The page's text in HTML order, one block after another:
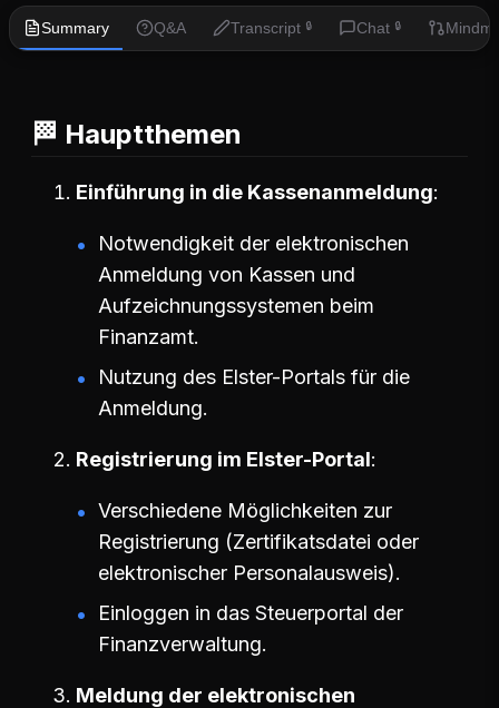
Summary Q&A Transcript 🔒 Chat 🔒
🏁 Hauptthemen
Einführung in die Kassenanmeldung
Notwendigkeit der elektronischen
Anmeldung von Kassen und
Aufzeichnungssystemen beim
Finanzamt.
Nutzung des Elster-Portals für die
Anmeldung.
Registrierung im Elster-Portal
Verschiedene Möglichkeiten zur
Registrierung (Zertifikatsdatei oder
elektronischer Personalausweis).
Einloggen in das Steuerportal der
Finanzverwaltung.
Meldung der elektronischen